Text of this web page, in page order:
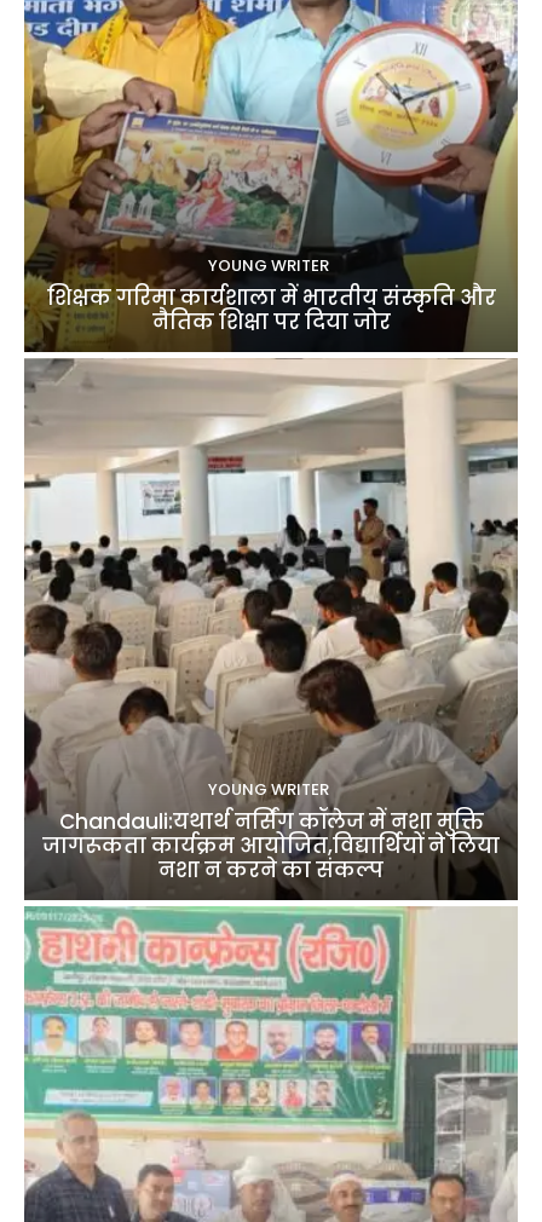
YOUNG WRITER
शिक्षक गरिमा कार्यशाला में भारतीय संस्कृति और
नैतिक शिक्षा पर दिया जोर
YOUNG WRITER
Chandauli:यथार्थ नर्सिंग कॉलेज में नशा मुक्ति
जागरूकता कार्यक्रम आयोजित,विद्यार्थियों ने लिया
नशा न करने का संकल्प